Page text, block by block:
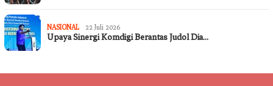
NASIONAL 22 Juli 2026
Upaya Sinergi Komdigi Berantas Judol Dia…